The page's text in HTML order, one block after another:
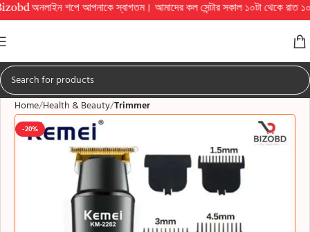
শপে আপনাকে স্বাগতম। আমাদের কল সেন্টার সকাল ১০টা থেকে রাত ১০টা
Home Health & Beauty Trimmer
-20%